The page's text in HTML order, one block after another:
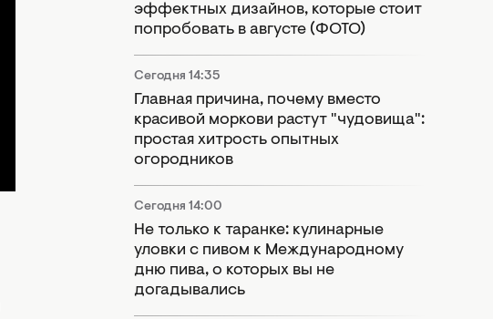
эффектных дизайнов, которые стоит
попробовать в августе (ФОТО)
Сегодня 14:35
Главная причина, почему вместо
красивой моркови растут "чудовища":
простая хитрость опытных
огородников
Сегодня 14:00
Не только к таранке: кулинарные
уловки с пивом к Международному
дню пива, о которых вы не
догадывались